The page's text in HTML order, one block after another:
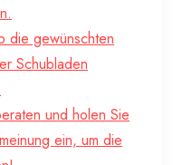
die gewünschten
Schubladen
und holen Sie
ein, um die